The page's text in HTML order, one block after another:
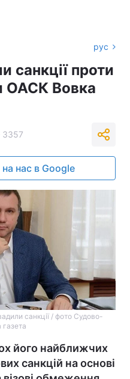
рус
санкції проти
ОАСК Вовка
3357
на нас в Google
санкції / фото Судово-
його найближчих
санкцій на основі